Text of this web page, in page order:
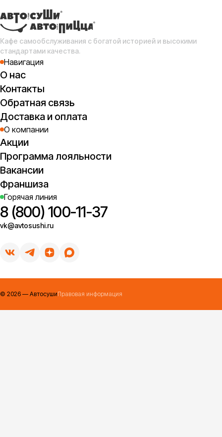
Кафе самообслуживания с богатой историей и высокими
стандартами качества.
Навигация
О нас
Контакты
Обратная связь
Доставка и оплата
О компании
Акции
Программа лояльности
Вакансии
Франшиза
Горячая линия
8 (800) 100-11-37
vk@avtosushi.ru
© 2026 — АвтосушиПравовая информация